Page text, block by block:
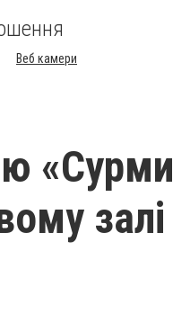
Веб камери
«Сурми
залі